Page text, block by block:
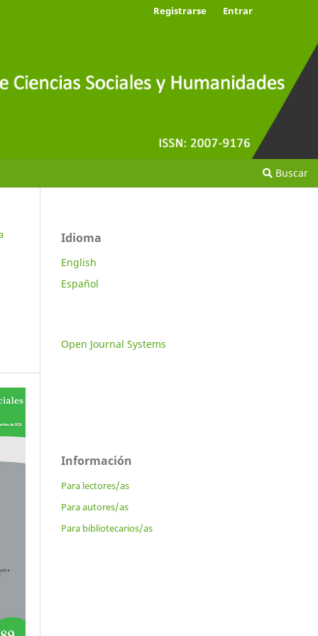
Buscar
Registrarse Entrar
Idioma
English
Español
Open Journal Systems
Información
Para lectores/as
Para autores/as
Para bibliotecarios/as